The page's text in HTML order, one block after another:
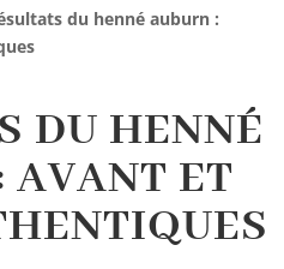
du henné auburn :
DU HENNÉ
AVANT ET